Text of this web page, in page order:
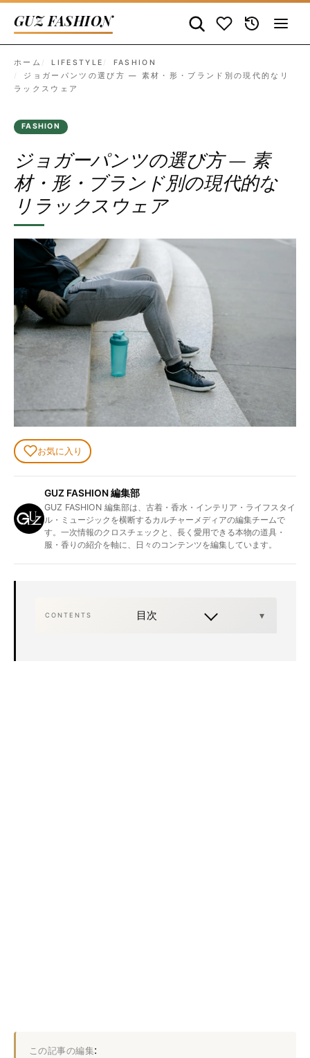
GUZ FASHION
ホーム LIFESTYLE
FASHION
ジョガーパンツの選び方 — 素材・形・ブランド別の現代的なリ
ラックスウェア
FASHION
ジョガーパンツの選び方 — 素
材・形・ブランド別の現代的な
リラックスウェア
お気に入り
GUZ FASHION 編集部
GUZ FASHION 編集部は、古着・香水・インテリア・ライフスタイ
ル・ミュージックを横断するカルチャーメディアの編集チームで
す。一次情報のクロスチェックと、長く愛用できる本物の道具・
服・香りの紹介を軸に、日々のコンテンツを編集しています。
CONTENTS 目次
この記事の編集: